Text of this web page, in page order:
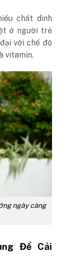
chất dinh
ở người trẻ
với chế độ
vitamin​.
ngày càng
Để Cải